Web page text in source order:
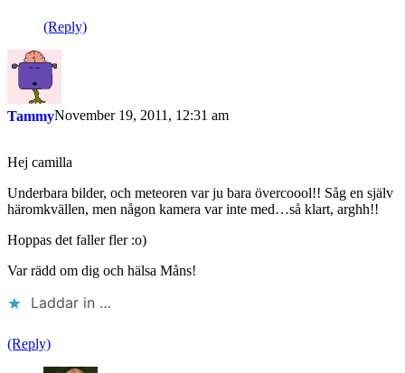
(Reply)
TammyNovember 19, 2011, 12:31 am
Hej camilla
Underbara bilder, och meteoren var ju bara övercoool!! Såg en själv
häromkvällen, men någon kamera var inte med…så klart, arghh!!
Hoppas det faller fler :o)
Var rädd om dig och hälsa Måns!
Laddar in …
(Reply)